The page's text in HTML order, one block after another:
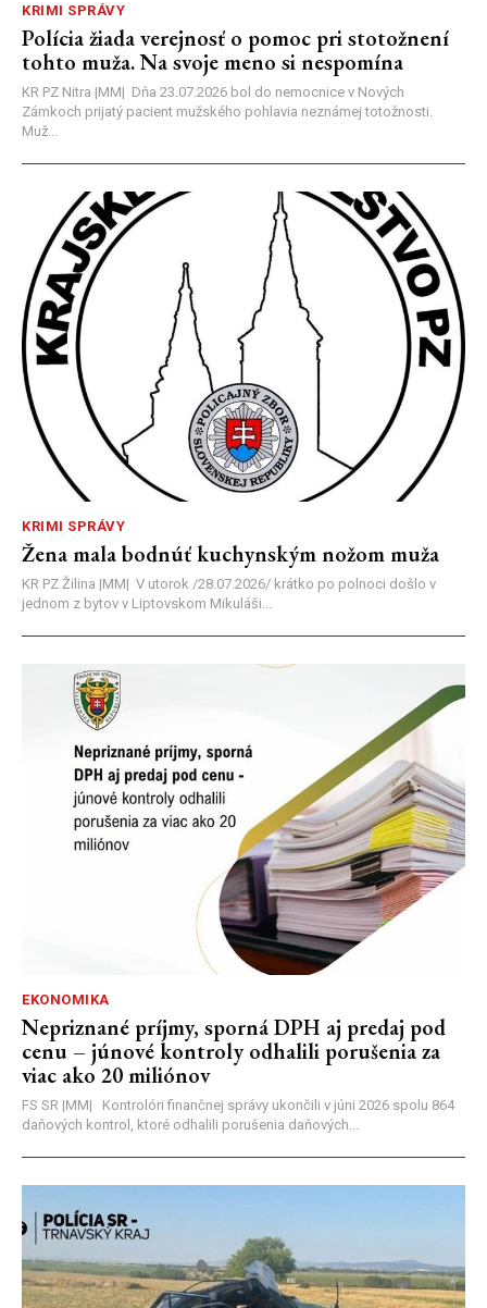
KRIMI SPRÁVY
Polícia žiada verejnosť o pomoc pri stotožnení
tohto muža. Na svoje meno si nespomína
KR PZ Nitra |MM| Dňa 23.07.2026 bol do nemocnice v Nových
Zámkoch prijatý pacient mužského pohlavia neznámej totožnosti.
Muž...
KRIMI SPRÁVY
Žena mala bodnúť kuchynským nožom muža
KR PZ Žilina |MM| V utorok /28.07.2026/ krátko po polnoci došlo v
jednom z bytov v Liptovskom Mikuláši...
EKONOMIKA
Nepriznané príjmy, sporná DPH aj predaj pod
cenu – júnové kontroly odhalili porušenia za
viac ako 20 miliónov
FS SR |MM| Kontrolóri finančnej správy ukončili v júni 2026 spolu 864
daňových kontrol, ktoré odhalili porušenia daňových...